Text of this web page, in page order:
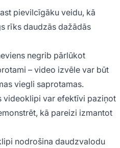
pievilcīgāku veidu, kā
rīks daudzās dažādās
negrib pārlūkot
– video izvēle var būt
viegli saprotamas.
videoklipi var efektīvi paziņot
kā pareizi izmantot
nodrošina daudzvalodu